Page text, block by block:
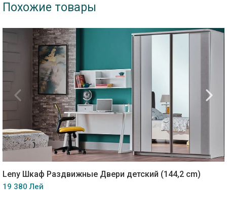
Похожие товары
Leny Шкаф Раздвижные Двери детский (144,2 cm)
19 380 Лей